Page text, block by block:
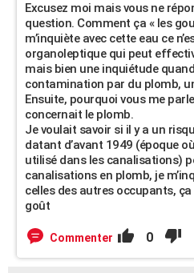
Excusez moi mais vous ne
question. Comment ça « les
m’inquiète avec cette eau ce
organoleptique qui peut
mais bien une inquiétude
contamination par du plomb,
Ensuite, pourquoi vous me
concernait le plomb.
Je voulait savoir si il y a un
datant d’avant 1949 (époque
utilisé dans les canalisations)
canalisations en plomb, je
celles des autres occupants, ça
goût
Commenter 0